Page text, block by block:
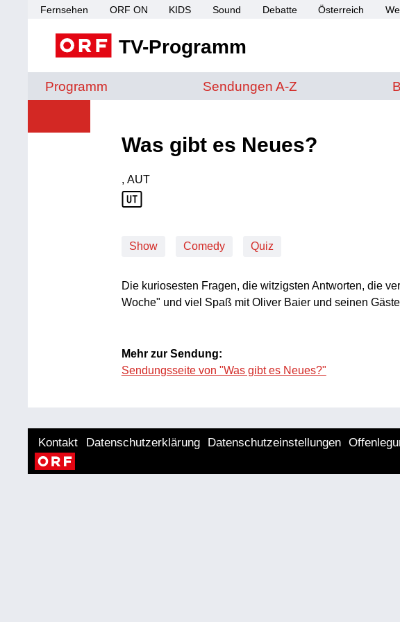
Fernsehen ORF ON KIDS Sound Debatte Österreich
TV-Programm
Programm Sendungen von A bis Z
Sendungen A-Z
Was gibt es Neues?
Produktionsland: AUT
, AUT
Show Comedy Quiz
Die kuriosesten Fragen, die witzigsten Antworten, die
Woche" und viel Spaß mit Oliver Baier und seinen
Mehr zur Sendung:
Sendungsseite von "Was gibt es Neues?"
Kontakt Datenschutzerklärung Datenschutzeinstellungen